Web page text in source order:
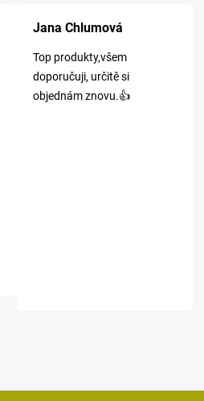
Jana Chlumová
Top produkty,všem
doporučuji, určitě si
objednám znovu.👍